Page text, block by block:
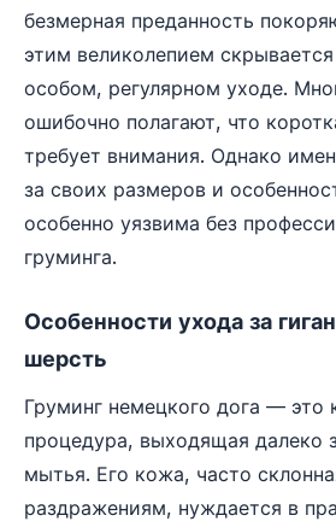
безмерная преданность
этим великолепием
особом, регулярном уходе.
ошибочно полагают, что
требует внимания. Однако
за своих размеров и
особенно уязвима без
груминга.
Особенности ухода за
шерсть
Груминг немецкого дога — это
процедура, выходящая далеко
мытья. Его кожа, часто
раздражениям, нуждается в